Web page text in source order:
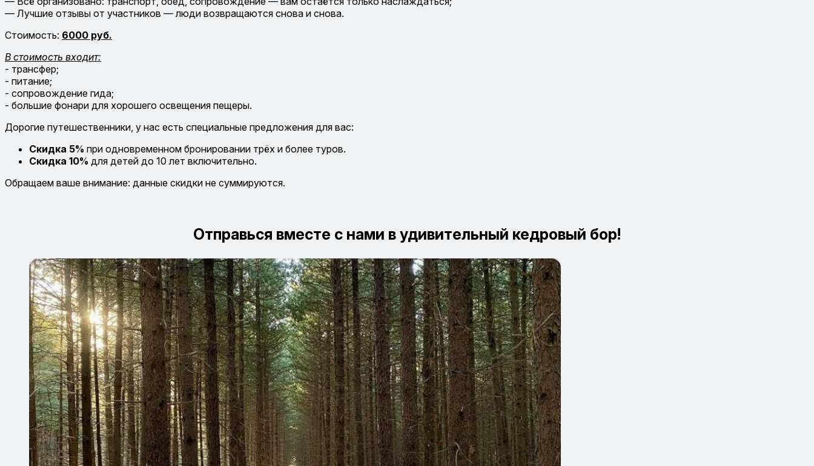
— Лучшие отзывы от участников — люди возвращаются снова и снова.
Стоимость: 6000 руб.
В стоимость входит:
- трансфер;
- питание;
- сопровождение гида;
- большие фонари для хорошего освещения пещеры.
Дорогие путешественники, у нас есть специальные предложения для вас:
Скидка 5% при одновременном бронировании трёх и более туров.
Скидка 10% для детей до 10 лет включительно.
Обращаем ваше внимание: данные скидки не суммируются.
Отправься вместе с нами в удивительный кедровый бор!